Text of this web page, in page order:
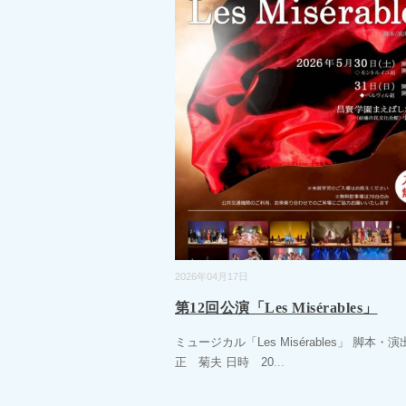
2026年04月17日
第12回公演「Les Misérables」
ミュージカル「Les Misérables」 脚本・
正 菊夫 日時 20...